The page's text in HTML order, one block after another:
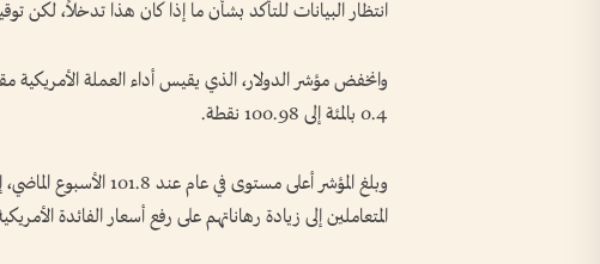
انتظار البيانات للتأكد بشأن ما إذا كان هذا تدخلاً، لكن
وانخفض مؤشر ⁠الدولار، الذي يقيس أداء العملة الأمريكية
0.4 بالمئة إلى 100.98 نقطة.
وبلغ المؤشر أعلى مستوى
المتعاملين إلى زيادة رهاناتهم على رفع أسعار الفائدة